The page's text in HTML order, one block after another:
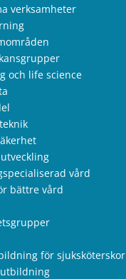
verksamheter
och life science
vård
bättre vård
för sjuksköterskor